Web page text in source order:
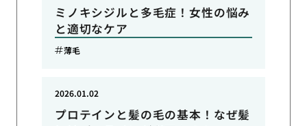
ミノキシジルと多毛症！女性の悩み
と適切なケア
薄毛
プロテインと髪の毛の基本！なぜ髪
2026.01.02